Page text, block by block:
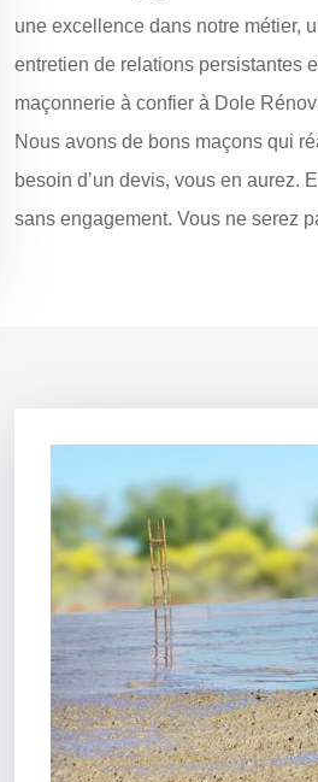
une excellence dans notre métier,
entretien de relations persistantes
maçonnerie à confier à Dole
Nous avons de bons maçons qui
besoin d’un devis, vous en aurez.
sans engagement. Vous ne serez